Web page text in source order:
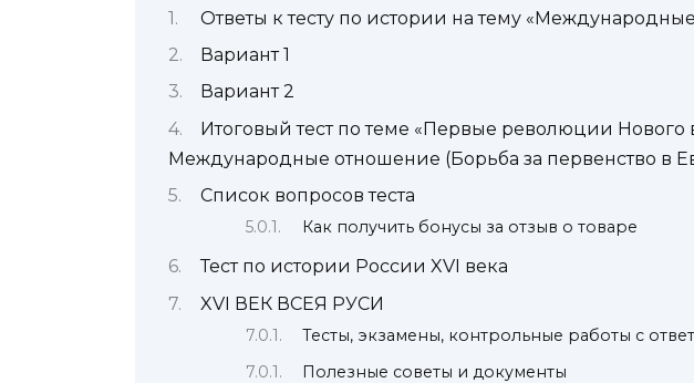
Ответы к тесту по истории на тему
Вариант 1
Вариант 2
Итоговый тест по теме «Первые революции Нового
Международные отношение (Борьба за первенство в
Список вопросов теста
Как получить бонусы за отзыв о товаре
Тест по истории России XVI века
XVI ВЕК ВСЕЯ РУСИ
Тесты, экзамены, контрольные работы с
Полезные советы и документы